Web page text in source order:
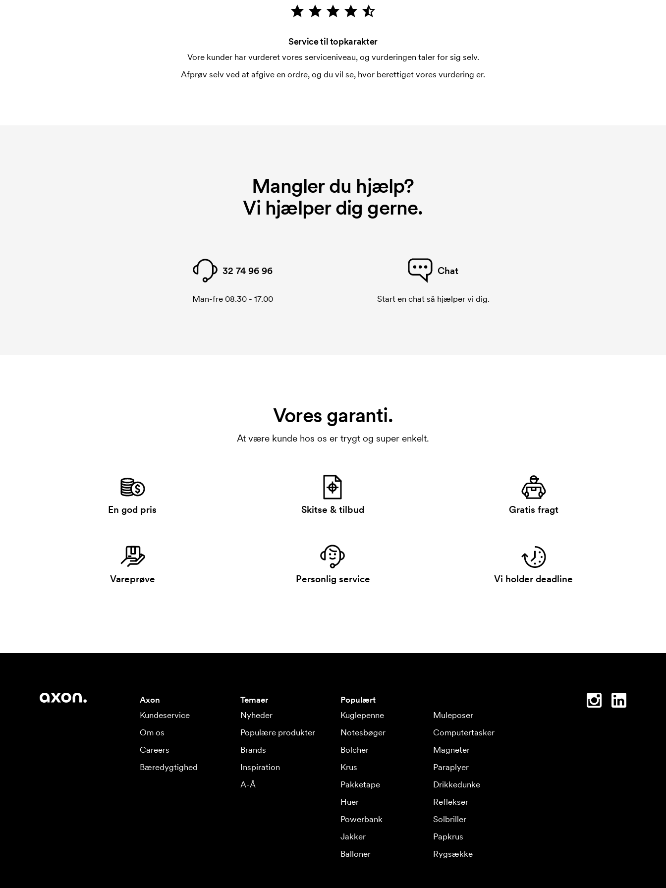
Service til topkarakter
Vore kunder har vurderet vores serviceniveau, og vurderingen taler for sig selv.
Afprøv selv ved at afgive en ordre, og du vil se, hvor berettiget vores vurdering er.
Mangler du hjælp?
Vi hjælper dig gerne.
32 74 96 96
Man-fre 08.30 - 17.00
Chat
Start en chat så hjælper vi dig.
Vores garanti.
At være kunde hos os er trygt og super enkelt.
En god pris Skitse & tilbud Gratis fragt
Vareprøve Personlig service Vi holder deadline
Axon
Kundeservice
Om os
Careers
Bæredygtighed
Temaer
Nyheder
Populære produkter
Brands
Inspiration
A-Å
Populært
Kuglepenne
Muleposer
Notesbøger
Computertasker
Bolcher
Magneter
Krus
Paraplyer
Pakketape
Drikkedunke
Huer
Reflekser
Powerbank
Solbriller
Jakker
Papkrus
Balloner
Rygsække